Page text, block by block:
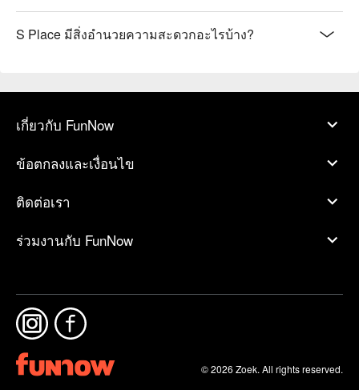
S Place มีสิ่งอำนวยความสะดวกอะไรบ้าง?
เกี่ยวกับ FunNow
ข้อตกลงและเงื่อนไข
ติดต่อเรา
ร่วมงานกับ FunNow
© 2026 Zoek. All rights reserved.